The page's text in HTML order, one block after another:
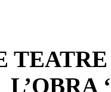
L’OBRA